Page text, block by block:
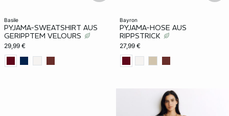
basile
PYJAMA-SWEATSHIRT AUS
GERIPPTEM VELOURS
29,99 €
bayron
PYJAMA-HOSE AUS
RIPPSTRICK
27,99 €